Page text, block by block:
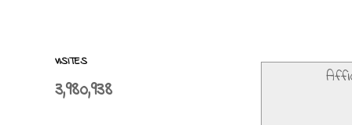
VISITES
3,980,938